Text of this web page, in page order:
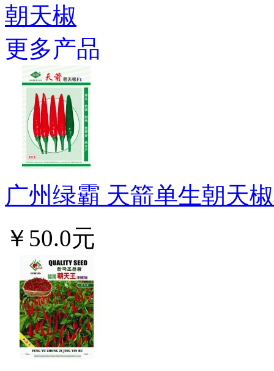
朝天椒
更多产品
广州绿霸 天箭单生朝天
￥50.0元